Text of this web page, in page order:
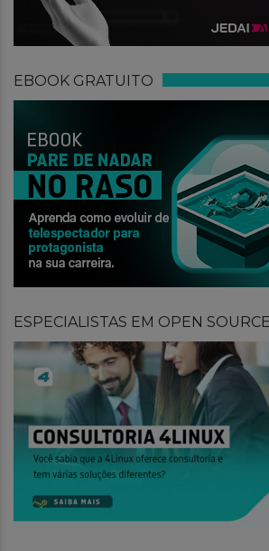
EBOOK GRATUITO
ESPECIALISTAS EM OPEN SOURCE